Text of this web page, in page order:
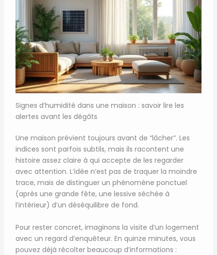
Signes d’humidité dans une maison : savoir lire les
alertes avant les dégâts
Une maison prévient toujours avant de “lâcher”. Les
indices sont parfois subtils, mais ils racontent une
histoire assez claire à qui accepte de les regarder
avec attention. L’idée n’est pas de traquer la moindre
trace, mais de distinguer un phénomène ponctuel
(après une grande fête, une lessive séchée à
l’intérieur) d’un déséquilibre de fond.
Pour rester concret, imaginons la visite d’un logement
avec un regard d’enquêteur. En quinze minutes, vous
pouvez déjà récolter beaucoup d’informations :